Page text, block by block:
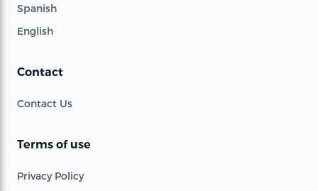
Spanish
English
Contact
Contact Us
Terms of use
Privacy Policy